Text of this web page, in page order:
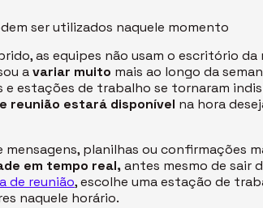
ser utilizados naquele momento
as equipes não usam o escritório
avariar muito mais ao longo da
e estações de trabalho se tornaram
reunião estará disponível na hora
mensagens, planilhas ou confirmações
em tempo real,antes mesmo de sair
de reunião, escolhe uma estação de
naquele horário.